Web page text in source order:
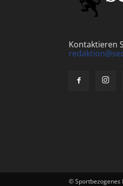
Kontaktieren
© Sportbezogenes